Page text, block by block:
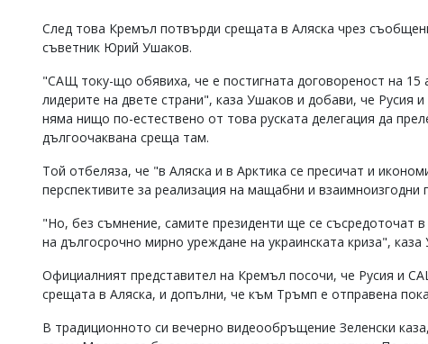
въвеждат
читателите
редакцията
отговорност
откриете
обиден
сигнализирайте
След това Кремъл потвърди срещата в Аляска чрез
съветник Юрий Ушаков.
"САЩ току-що обявиха, че е постигната договореност на
лидерите на двете страни", каза Ушаков и добави, че
няма нищо по-естествено от това руската делегация да
дългоочаквана среща там.
Той отбеляза, че "в Аляска и в Арктика се пресичат и
перспективите за реализация на мащабни и взаимноизгодни
"Но, без съмнение, самите президенти ще се съсредоточат
на дългосрочно мирно уреждане на украинската криза", каза
Официалният представител на Кремъл посочи, че Русия и
срещата в Аляска, и допълни, че към Тръмп е отправена
В традиционното си вечерно видеообръщение Зеленски